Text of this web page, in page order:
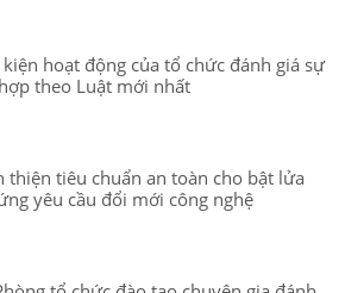
hoạt động của tổ chức đánh giá sự
theo Luật mới nhất
thiện tiêu chuẩn an toàn cho bật lửa
yêu cầu đổi mới công nghệ